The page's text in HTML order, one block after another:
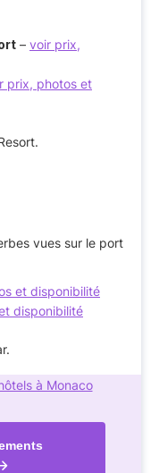
– voir prix,
prix, photos et
vues sur le port
et disponibilité
disponibilité
à Monaco